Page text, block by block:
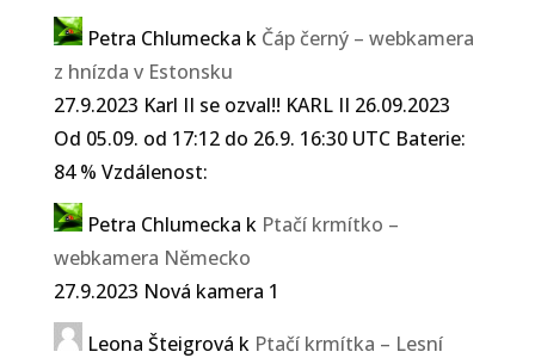
Petra Chlumecka k Čáp černý – webkamera
z hnízda v Estonsku
27.9.2023 Karl II se ozval!! KARL II 26.09.2023
Od 05.09. od 17:12 do 26.9. 16:30 UTC Baterie:
84 % Vzdálenost:
Petra Chlumecka k Ptačí krmítko –
webkamera Německo
27.9.2023 Nová kamera 1
Leona Šteigrová k Ptačí krmítka – Lesní